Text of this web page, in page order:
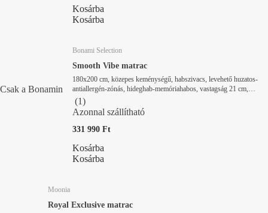
Kosárba
Kosárba
Csak a Bonamin
Bonami Selection
Smooth Vibe matrac
180x200 cm, közepes keménységű, habszivacs, levehető huzatos-
antiallergén-zónás, hideghab-memóriahabos, vastagság 21 cm,
terhelhetőség 120 kg
(1)
Azonnal szállítható
331 990 Ft
Kosárba
Kosárba
Moonia
Royal Exclusive matrac